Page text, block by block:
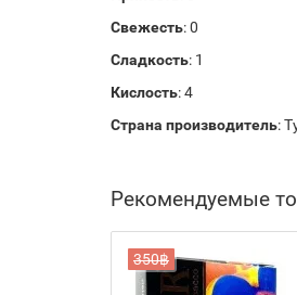
Свежесть: 0
Сладкость: 1
Кислость: 4
Страна производитель:
Рекомендуемые
350฿